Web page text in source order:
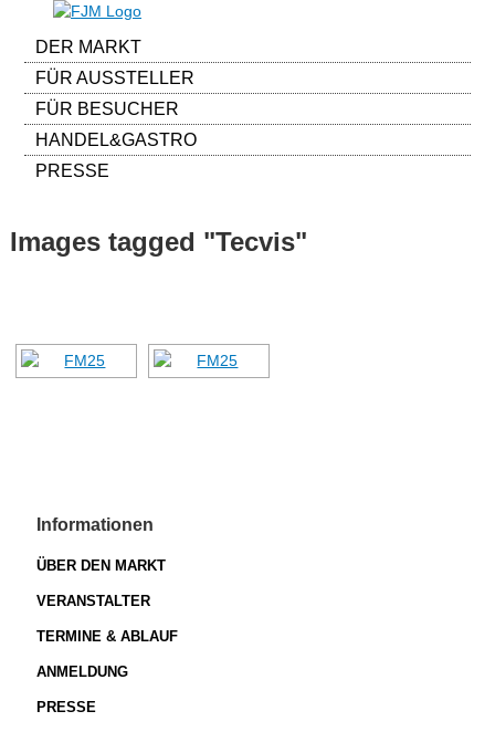
DER MARKT
FÜR AUSSTELLER
FÜR BESUCHER
HANDEL&GASTRO
PRESSE
Images tagged "Tecvis"
Informationen
ÜBER DEN MARKT
VERANSTALTER
TERMINE & ABLAUF
ANMELDUNG
PRESSE